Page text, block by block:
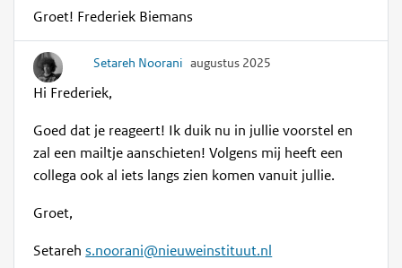
Groet! Frederiek Biemans
Setareh Noorani augustus 2025
Hi Frederiek,
Goed dat je reageert! Ik duik nu in jullie voorstel en
zal een mailtje aanschieten! Volgens mij heeft een
collega ook al iets langs zien komen vanuit jullie.
Groet,
Setarehs.noorani@nieuweinstituut.nl